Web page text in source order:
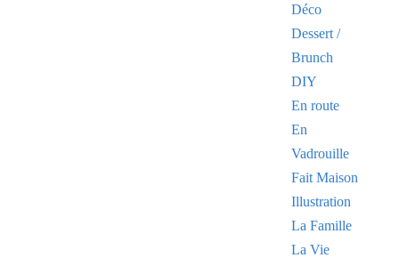
Déco
Dessert /
Brunch
DIY
En route
En
Vadrouille
Fait Maison
Illustration
La Famille
La Vie